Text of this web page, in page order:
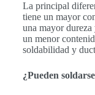
La principal
tiene un mayor
una mayor dureza
un menor
soldabilidad y
¿Pueden